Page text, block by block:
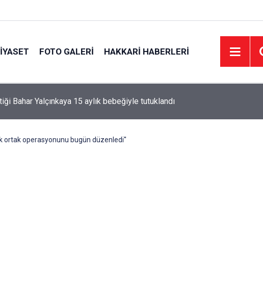
FOTO GALERI HAKKARI HABERLERI
Bahar Yalçınkaya 15 aylık bebeğiyle tutuklandı
ortak operasyonunu bugün düzenledi''